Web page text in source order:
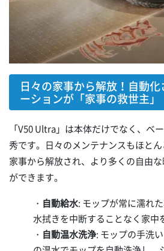
日々の家事から解放！自動
ーションが「家事の救世主」
「V50 Ultra」は本体だけでなく、ベ
秀です。日々のメンテナンスもほと
家事から解放され、より多くの自由
ができます。
・ 自動給水: モップが常に濡れ
水拭きを中断することなく家中
・ 自動温水洗浄: モップの手洗